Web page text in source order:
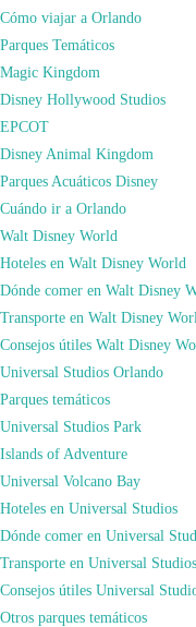
Cómo viajar a Orlando
Parques Temáticos
Magic Kingdom
Disney Hollywood Studios
EPCOT
Disney Animal Kingdom
Parques Acuáticos Disney
Cuándo ir a Orlando
Walt Disney World
Hoteles en Walt Disney World
Dónde comer en Walt Disney
Transporte en Walt Disney
Consejos útiles Walt Disney
Universal Studios Orlando
Parques temáticos
Universal Studios Park
Islands of Adventure
Universal Volcano Bay
Hoteles en Universal Studios
Dónde comer en Universal
Transporte en Universal Studios
Consejos útiles Universal
Otros parques temáticos
Ya sabéis que todo lo que
progresar y a forjar nuevas
podemos recomendar muchos
Además, si reservas lo que
sobre estos links, a ti no te
mayoría de las ocasiones
darán una pequeña comisión
miles de consejos, poder
viaje, y que no paremos de
¡Gracias por ayudarnos!
Booking.com
En nuestra web, como puedes
para viajar alrededor de todo el
información más completa
haciendo especial hincapié en
que hemos viajado a ambos
cualquier destino, escríbenos a
decontacto.
Nueva York
adminDeja un comentario en